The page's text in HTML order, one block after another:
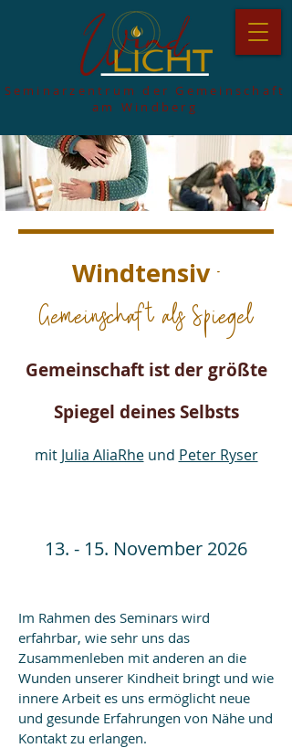
Seminarzentrum der Gemeinschaft
am Windberg
Windtensiv-
Gemeinschaft als Spiegel
Gemeinschaft ist der größte
Spiegel deinesSelbsts
mit Julia AliaRheund Peter Ryser
13. - 15. November 2026
Im Rahmen des Seminars wird
erfahrbar, wie sehr uns das
Zusammenleben mit anderen an die
Wunden unserer Kindheit bringt und wie
innere Arbeit es uns ermöglicht neue
und gesunde Erfahrungen von Nähe und
Kontakt zu erlangen.